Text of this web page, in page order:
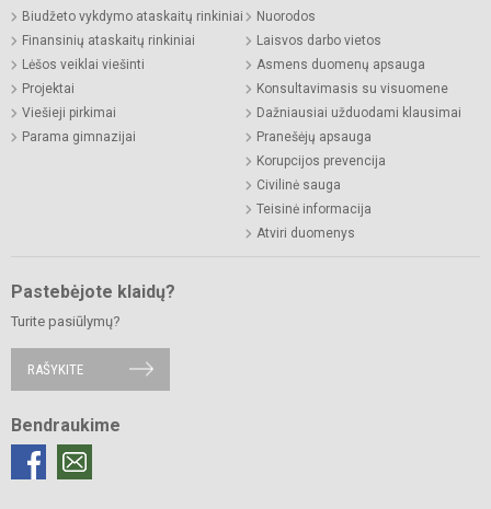
Biudžeto vykdymo ataskaitų rinkiniai
Finansinių ataskaitų rinkiniai
Lėšos veiklai viešinti
Projektai
Viešieji pirkimai
Parama gimnazijai
Nuorodos
Laisvos darbo vietos
Asmens duomenų apsauga
Konsultavimasis su visuomene
Dažniausiai užduodami klausimai
Pranešėjų apsauga
Korupcijos prevencija
Civilinė sauga
Teisinė informacija
Atviri duomenys
Pastebėjote klaidų?
Turite pasiūlymų?
RAŠYKITE
Bendraukime